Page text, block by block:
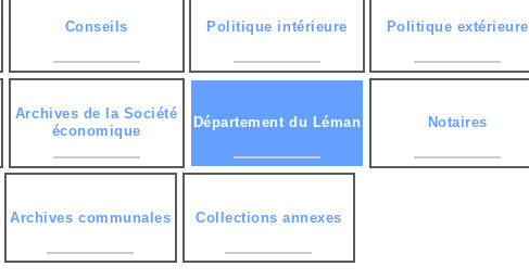
Conseils Politique intérieure Politique extérieure
Archives de la Société
économique
Département du Léman Notaires
Archives communales Collections annexes